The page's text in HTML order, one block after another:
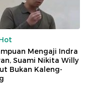
Mengaji Indra
Suami Nikita Willy
Bukan Kaleng-